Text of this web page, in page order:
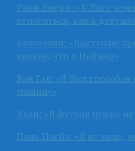
Унай Эмери: «К Лиге
относиться, как к
Балотелли: «Выступаю
уровне, что и Неймар»
Ван Гал: «Я был
машину»
Хави: «В футбол нужно
Поль Погба: «Я не знаю,